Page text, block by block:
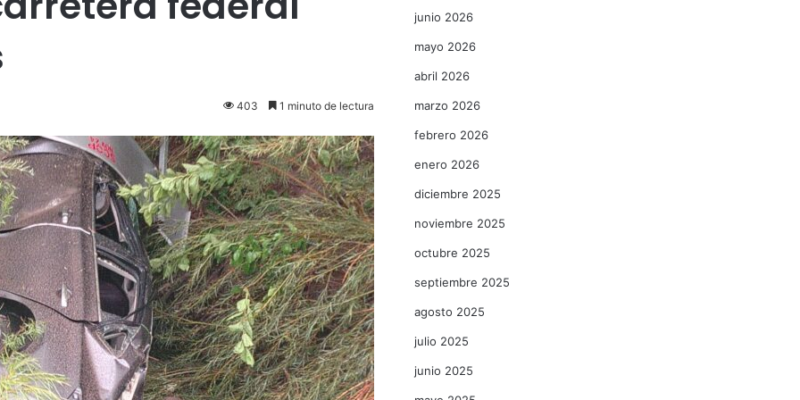
403 1 minuto de lectura
junio 2026
mayo 2026
abril 2026
marzo 2026
febrero 2026
enero 2026
diciembre 2025
noviembre 2025
octubre 2025
septiembre 2025
agosto 2025
julio 2025
junio 2025